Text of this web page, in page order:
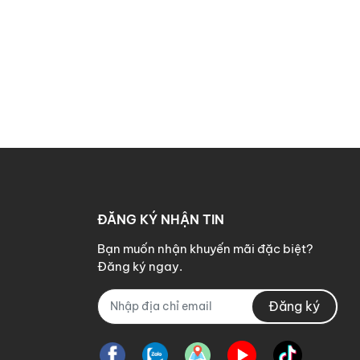
ĐĂNG KÝ NHẬN TIN
Bạn muốn nhận khuyến mãi đặc biệt?
Đăng ký ngay.
Đăng ký